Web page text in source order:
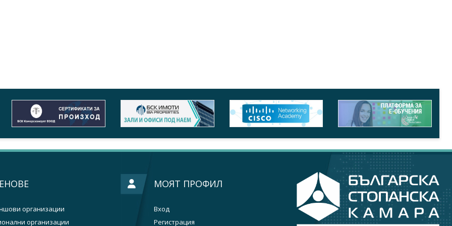
организации
организации
МОЯТ ПРОФИЛ
Вход
Регистрация